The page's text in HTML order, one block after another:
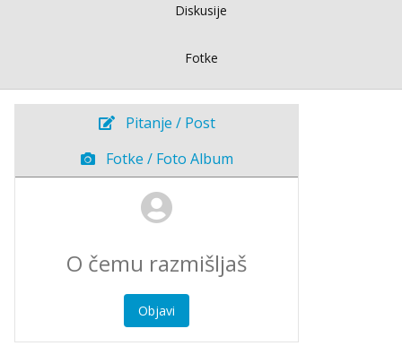
Diskusije
Fotke
Pitanje / Post
Fotke / Foto Album
Objavi